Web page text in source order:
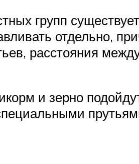
групп
отдельно,
расстояния
и зерно